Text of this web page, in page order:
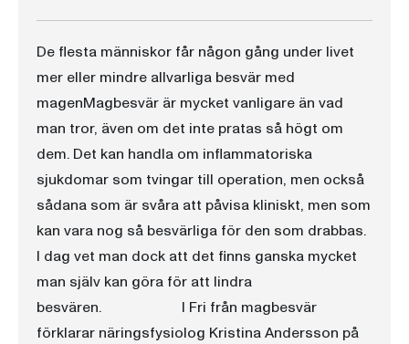
De flesta människor får någon gång under livet
mer eller mindre allvarliga besvär med
magenMagbesvär är mycket vanligare än vad
man tror, även om det inte pratas så högt om
dem. Det kan handla om inflammatoriska
sjukdomar som tvingar till operation, men också
sådana som är svåra att påvisa kliniskt, men som
kan vara nog så besvärliga för den som drabbas.
I dag vet man dock att det finns ganska mycket
man själv kan göra för att lindra
besvären. I Fri från magbesvär
förklarar näringsfysiolog Kristina Andersson på